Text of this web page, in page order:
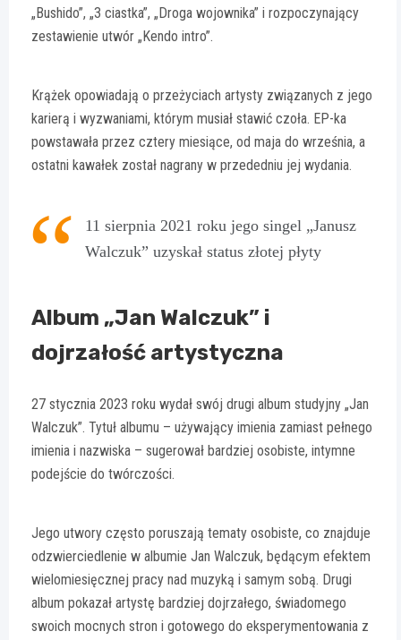
„Bushido”, „3 ciastka”, „Droga wojownika” i rozpoczynający
zestawienie utwór „Kendo intro”.
Krążek opowiadają o przeżyciach artysty związanych z jego
karierą i wyzwaniami, którym musiał stawić czoła. EP-ka
powstawała przez cztery miesiące, od maja do września, a
ostatni kawałek został nagrany w przededniu jej wydania.
11 sierpnia 2021 roku jego singel „Janusz
Walczuk” uzyskał status złotej płyty
Album „Jan Walczuk” i
dojrzałość artystyczna
27 stycznia 2023 roku wydał swój drugi album studyjny „Jan
Walczuk”. Tytuł albumu – używający imienia zamiast pełnego
imienia i nazwiska – sugerował bardziej osobiste, intymne
podejście do twórczości.
Jego utwory często poruszają tematy osobiste, co znajduje
odzwierciedlenie w albumie Jan Walczuk, będącym efektem
wielomiesięcznej pracy nad muzyką i samym sobą. Drugi
album pokazał artystę bardziej dojrzałego, świadomego
swoich mocnych stron i gotowego do eksperymentowania z